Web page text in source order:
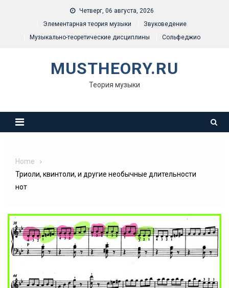
Четверг, 06 августа, 2026
Элементарная теория музыки
Звуковедение
Музыкально-теоретические дисциплины
Сольфеджио
MUSTHEORY.RU
Теория музыки
Home
Триоли, квинтоли, и другие необычные длительности
нот